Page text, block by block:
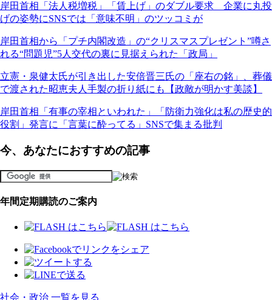
岸田首相「法人税増税」「賃上げ」のダブル要求 企業に丸投
げの姿勢にSNSでは「意味不明」のツッコミが
岸田首相から「プチ内閣改造」の“クリスマスプレゼント”噂さ
れる“問題児”5人交代の裏に見据えられた「政局」
立憲・泉健太氏が引き出した安倍晋三氏の「座右の銘」、葬儀
で渡された昭恵夫人手製の折り紙にも【政敵が明かす美談】
岸田首相「有事の宰相といわれた」「防衛力強化は私の歴史的
役割」発言に「言葉に酔ってる」SNSで集まる批判
今、あなたにおすすめの記事
年間定期購読のご案内
社会・政治 一覧を見る